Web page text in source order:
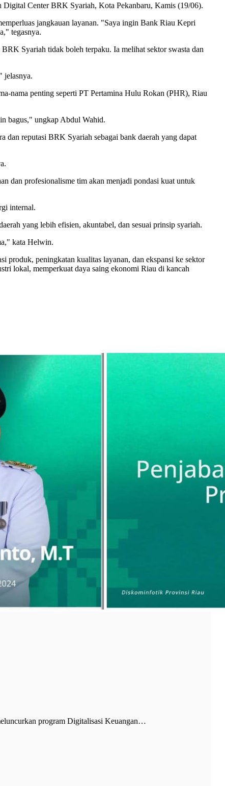
Digital Center BRK Syariah, Kota Pekanbaru, Kamis (19/06).
jangkauan layanan. "Saya ingin Bank Riau Kepri
tegasnya.
Syariah tidak boleh terpaku. Ia melihat sektor swasta dan
jelasnya.
nama penting seperti PT Pertamina Hulu Rokan (PHR), Riau
bagus," ungkap Abdul Wahid.
dan reputasi BRK Syariah sebagai bank daerah yang dapat
dan profesionalisme tim akan menjadi pondasi kuat untuk
internal.
yang lebih efisien, akuntabel, dan sesuai prinsip syariah.
kata Helwin.
produk, peningkatan kualitas layanan, dan ekspansi ke sektor
lokal, memperkuat daya saing ekonomi Riau di kancah
program Digitalisasi Keuangan…